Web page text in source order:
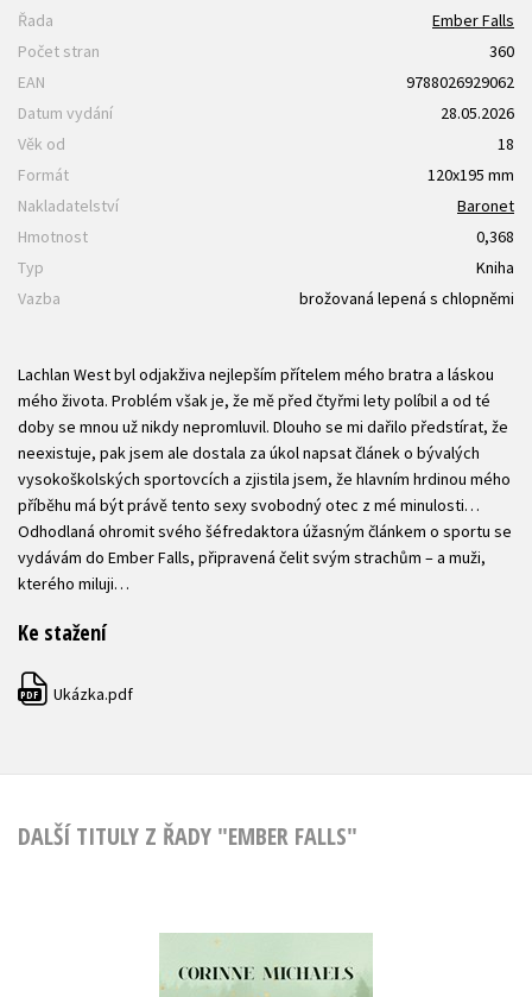
Řada
Ember Falls
Počet stran
360
EAN
9788026929062
Datum vydání
28.05.2026
Věk od
18
Formát
120x195 mm
Nakladatelství
Baronet
Hmotnost
0,368
Typ
Kniha
Vazba
brožovaná lepená s chlopněmi
Lachlan West byl odjakživa nejlepším přítelem mého bratra a láskou
mého života. Problém však je, že mě před čtyřmi lety políbil a od té
doby se mnou už nikdy nepromluvil. Dlouho se mi dařilo předstírat, že
neexistuje, pak jsem ale dostala za úkol napsat článek o bývalých
vysokoškolských sportovcích a zjistila jsem, že hlavním hrdinou mého
příběhu má být právě tento sexy svobodný otec z mé minulosti…
Odhodlaná ohromit svého šéfredaktora úžasným článkem o sportu se
vydávám do Ember Falls, připravená čelit svým strachům – a muži,
kterého miluji…
Ke stažení
PDF Ukázka.pdf
DALŠÍ TITULY Z ŘADY "EMBER FALLS"
Tady a teď